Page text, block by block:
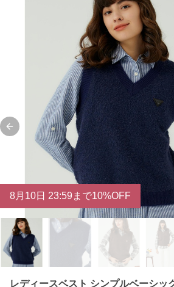
Previous slide
8月 10日 23:59まで10%OFF
レディースベスト シンプルベーシッ